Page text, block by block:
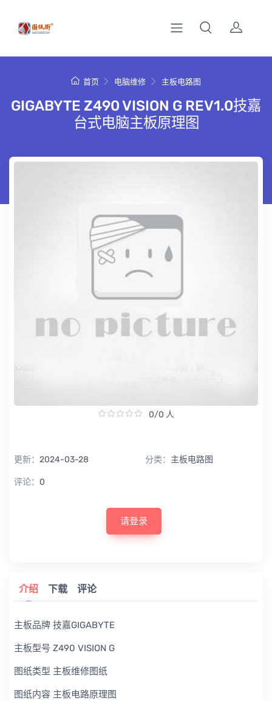
首页 电脑维修 主板电路图
GIGABYTE Z490 VISION G REV1.0技嘉
台式电脑主板原理图
0/0 人
更新： 2024-03-28 分类： 主板电路图
评论： 0
请登录
介绍 下载 评论
主板品牌 技嘉GIGABYTE
主板型号 Z490 VISION G
图纸类型 主板维修图纸
图纸内容 主板电路原理图